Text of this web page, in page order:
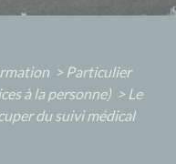
> Particulier
à la personne) > Le
du suivi médical